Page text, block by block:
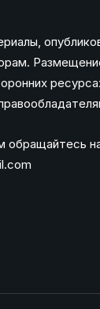
обращайтесь